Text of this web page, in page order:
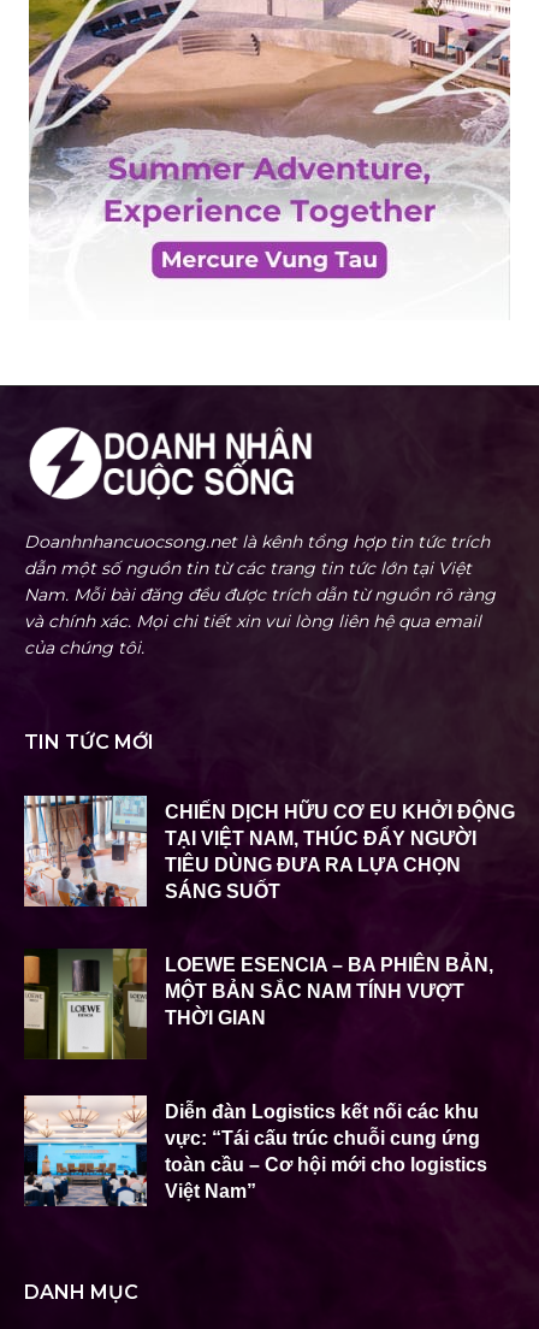
Doanhnhancuocsong.net là kênh tổng hợp tin tức trích
dẫn một số nguồn tin từ các trang tin tức lớn tại Việt
Nam. Mỗi bài đăng đều được trích dẫn từ nguồn rõ ràng
và chính xác. Mọi chi tiết xin vui lòng liên hệ qua email
của chúng tôi.
TIN TỨC MỚI
CHIẾN DỊCH HỮU CƠ EU KHỞI ĐỘNG
TẠI VIỆT NAM, THÚC ĐẨY NGƯỜI
TIÊU DÙNG ĐƯA RA LỰA CHỌN
SÁNG SUỐT
LOEWE ESENCIA – BA PHIÊN BẢN,
MỘT BẢN SẮC NAM TÍNH VƯỢT
THỜI GIAN
Diễn đàn Logistics kết nối các khu
vực: “Tái cấu trúc chuỗi cung ứng
toàn cầu – Cơ hội mới cho logistics
Việt Nam”
DANH MỤC